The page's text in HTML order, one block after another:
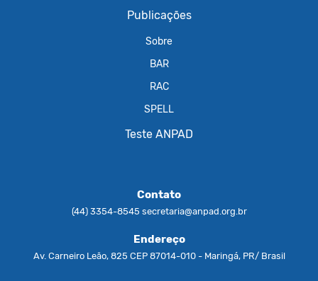
Publicações
Sobre
BAR
RAC
SPELL
Teste ANPAD
Contato
(44) 3354-8545 secretaria@anpad.org.br
Endereço
Av. Carneiro Leão, 825 CEP 87014-010 - Maringá, PR/ Brasil